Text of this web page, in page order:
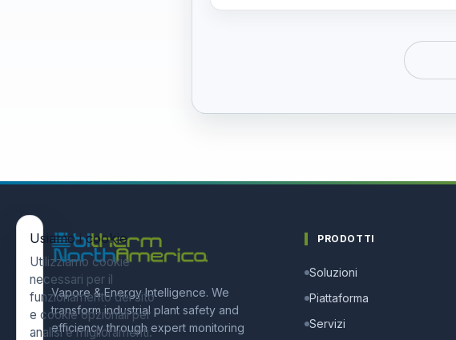
Vapore & Energy Intelligence. We
transform industrial plant safety and
efficiency through expert monitoring
PRODOTTI
Soluzioni
Piattaforma
Servizi
Usiamo i cookie
Utilizziamo cookie
necessari per il
funzionamento del sito
e cookie opzionali per
analisi e miglioramenti.